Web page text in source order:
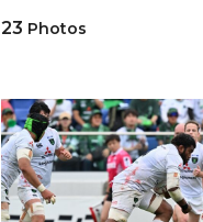
23 Photos